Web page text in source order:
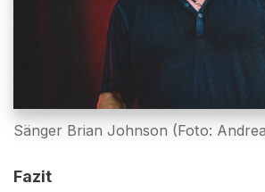
Sänger Brian Johnson (Foto:
Fazit